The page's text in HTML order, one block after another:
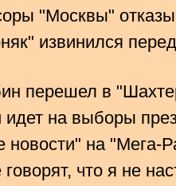
"Москвы"
извинился
перешел в
идет на выборы
новости" на "Мега-
что я не